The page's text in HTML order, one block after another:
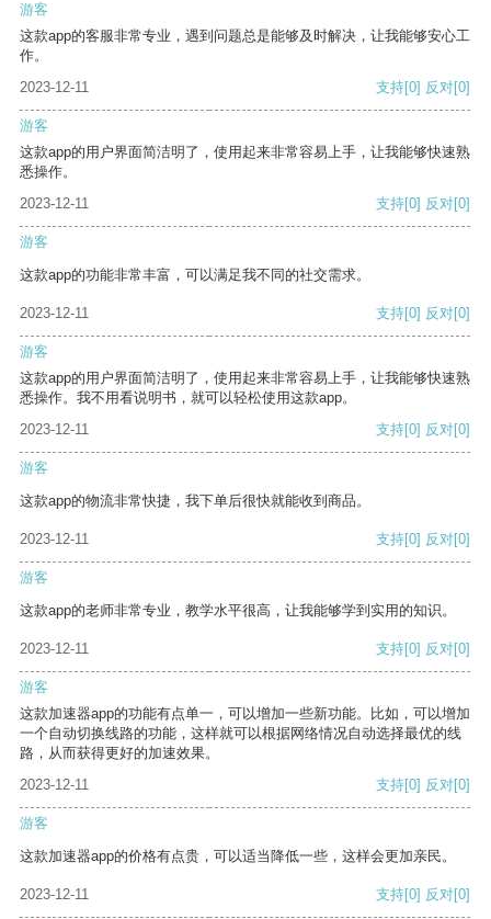
游客
这款app的客服非常专业，遇到问题总是能够及时解决，让我能够安心工
作。
2023-12-11
支持[0] 反对[0]
游客
这款app的用户界面简洁明了，使用起来非常容易上手，让我能够快速熟
悉操作。
2023-12-11
支持[0] 反对[0]
游客
这款app的功能非常丰富，可以满足我不同的社交需求。
2023-12-11 支持[0] 反对[0]
游客
这款app的用户界面简洁明了，使用起来非常容易上手，让我能够快速熟
悉操作。我不用看说明书，就可以轻松使用这款app。
2023-12-11
支持[0] 反对[0]
游客
这款app的物流非常快捷，我下单后很快就能收到商品。
2023-12-11 支持[0] 反对[0]
游客
这款app的老师非常专业，教学水平很高，让我能够学到实用的知识。
2023-12-11 支持[0] 反对[0]
游客
这款加速器app的功能有点单一，可以增加一些新功能。比如，可以增加
一个自动切换线路的功能，这样就可以根据网络情况自动选择最优的线
路，从而获得更好的加速效果。
2023-12-11
支持[0] 反对[0]
游客
这款加速器app的价格有点贵，可以适当降低一些，这样会更加亲民。
2023-12-11 支持[0] 反对[0]